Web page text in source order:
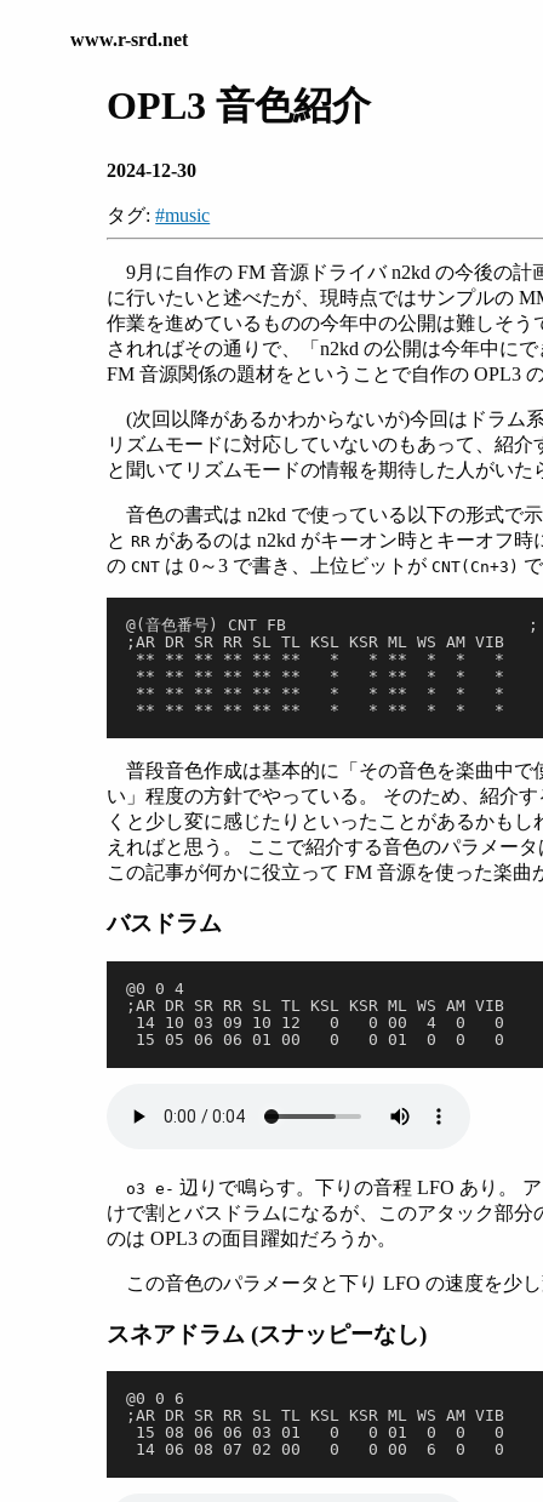
www.r-srd.net
OPL3 音色紹介
2024-12-30
タグ: #music
9月に自作の FM 音源ドライバ n2kd の今後の計
に行いたいと述べたが、現時点ではサンプルの
作業を進めているものの今年中の公開は難しそ
されればその通りで、「n2kd の公開は今年中に
FM 音源関係の題材をということで自作の OPL3
(次回以降があるかわからないが)今回はドラム
リズムモードに対応していないのもあって、紹
と聞いてリズムモードの情報を期待した人がいた
音色の書式は n2kd で使っている以下の形式で
とRR があるのは n2kd がキーオン時とキーオフ時
のCNT は 0～3 で書き、上位ビットがCNT(Cn+3)
@(音色番号) CNT FB                         ; 音
;AR DR SR RR SL TL KSL KSR ML WS AM VIB
** ** ** ** ** **   *   * **  *  *   *    ;
** ** ** ** ** **   *   * **  *  *   *    ;
** ** ** ** ** **   *   * **  *  *   *    ; slot
** ** ** ** ** **   *   * **  *  *   *    ; slot
普段音色作成は基本的に「その音色を楽曲中
い」程度の方針でやっている。 そのため、紹介
くと少し変に感じたりといったことがあるかも
えればと思う。 ここで紹介する音色のパラメー
この記事が何かに役立って FM 音源を使った楽
バスドラム
@0 0 4
;AR DR SR RR SL TL KSL KSR ML WS AM VIB
14 10 03 09 10 12   0   0 00  4  0   0
15 05 06 06 01 00   0   0 01  0  0   0
o3 e- 辺りで鳴らす。下りの音程 LFO あり。
けで割とバスドラムになるが、このアタック部
のは OPL3 の面目躍如だろうか。
この音色のパラメータと下り LFO の速度を少
スネアドラム (スナッピーなし)
@0 0 6
;AR DR SR RR SL TL KSL KSR ML WS AM VIB
15 08 06 06 03 01   0   0 01  0  0   0
14 06 08 07 02 00   0   0 00  6  0   0